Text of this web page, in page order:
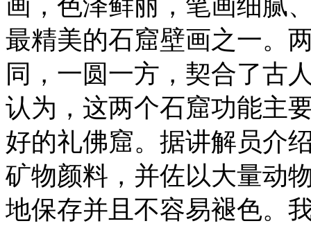
画，色泽鲜丽，笔画细腻
最精美的石窟壁画之一。
同，一圆一方，契合了古
认为，这两个石窟功能主
好的礼佛窟。据讲解员介
矿物颜料，并佐以大量动
地保存并且不容易褪色。